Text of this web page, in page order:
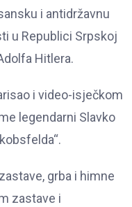
i antidržavnu
u Republici Srpskoj
Hitlera.
i video-isječkom
legendarni Slavko
grba i himne
zastave i